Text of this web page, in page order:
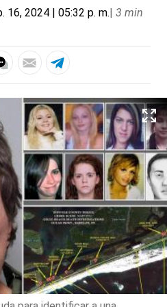
16, 2024 | 05:32 p. m.| 3 min